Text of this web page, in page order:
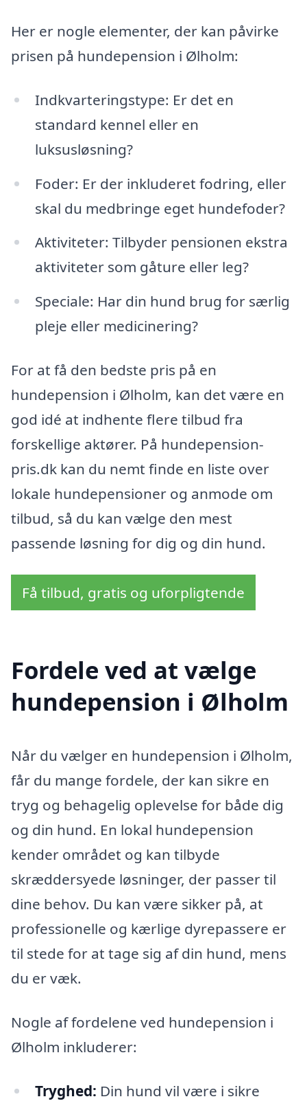
Her er nogle elementer, der kan påvirke
prisen på hundepension i Ølholm:
Indkvarteringstype: Er det en
standard kennel eller en
luksusløsning?
Foder: Er der inkluderet fodring, eller
skal du medbringe eget hundefoder?
Aktiviteter: Tilbyder pensionen ekstra
aktiviteter som gåture eller leg?
Speciale: Har din hund brug for særlig
pleje eller medicinering?
For at få den bedste pris på en
hundepension i Ølholm, kan det være en
god idé at indhente flere tilbud fra
forskellige aktører. På hundepension-
pris.dk kan du nemt finde en liste over
lokale hundepensioner og anmode om
tilbud, så du kan vælge den mest
passende løsning for dig og din hund.
Få tilbud, gratis og uforpligtende
Fordele ved at vælge
hundepension i Ølholm
Når du vælger en hundepension i Ølholm,
får du mange fordele, der kan sikre en
tryg og behagelig oplevelse for både dig
og din hund. En lokal hundepension
kender området og kan tilbyde
skræddersyede løsninger, der passer til
dine behov. Du kan være sikker på, at
professionelle og kærlige dyrepassere er
til stede for at tage sig af din hund, mens
du er væk.
Nogle af fordelene ved hundepension i
Ølholm inkluderer:
Tryghed: Din hund vil være i sikre